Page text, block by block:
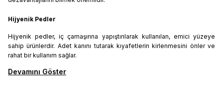
Hijyenik Pedler
Hijyenik pedler, iç çamaşırına yapıştırılarak kullanılan, emici yüzeye
sahip ürünlerdir. Adet kanını tutarak kıyafetlerin kirlenmesini önler ve
rahat bir kullanım sağlar.
Devamını Göster